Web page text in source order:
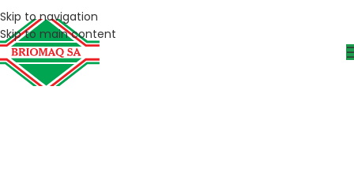
Skip to navigation
Skip to main content